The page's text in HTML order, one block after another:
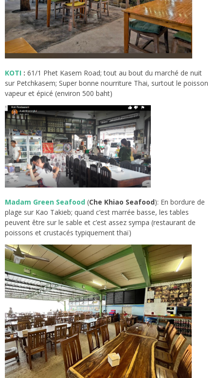
KOTI : 61/1 Phet Kasem Road; tout au bout du marché de nuit
sur Petchkasem; Super bonne nourriture Thai, surtout le poisson
vapeur et épicé (environ 500 baht)
Madam Green Seafood (Che Khiao Seafood): En bordure de
plage sur Kao Takieb; quand c’est marrée basse, les tables
peuvent être sur le sable et c’est assez sympa (restaurant de
poissons et crustacés typiquement thaï)